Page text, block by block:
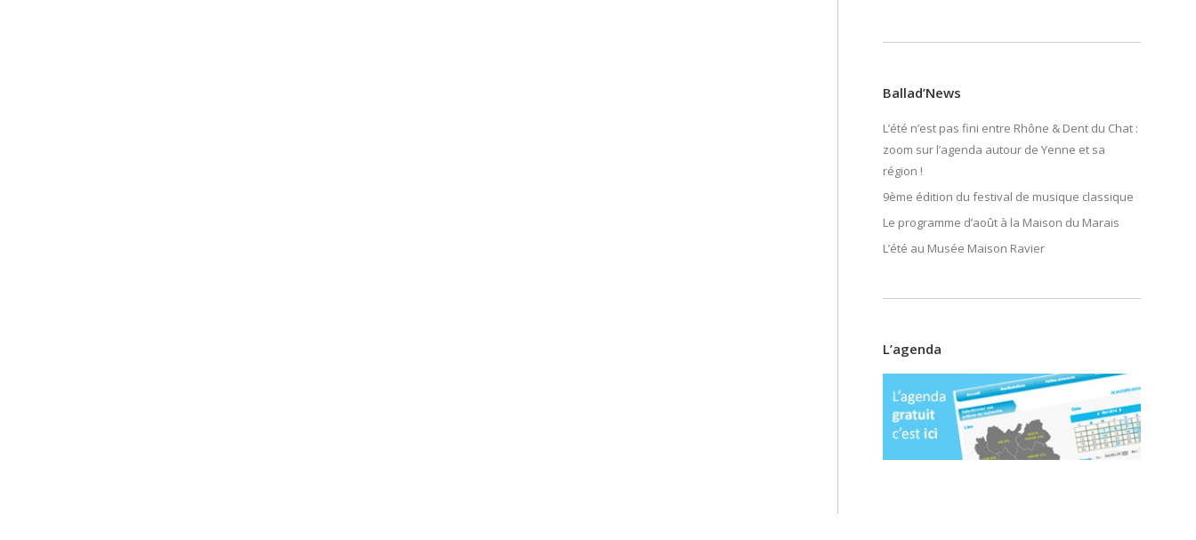
Ballad’News
L’été n’est pas fini entre Rhône & Dent du Chat :
zoom sur l’agenda autour de Yenne et sa
région !
9ème édition du festival de musique classique
Le programme d’août à la Maison du Marais
L’été au Musée Maison Ravier
L’agenda